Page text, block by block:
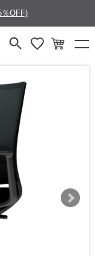
OFF)